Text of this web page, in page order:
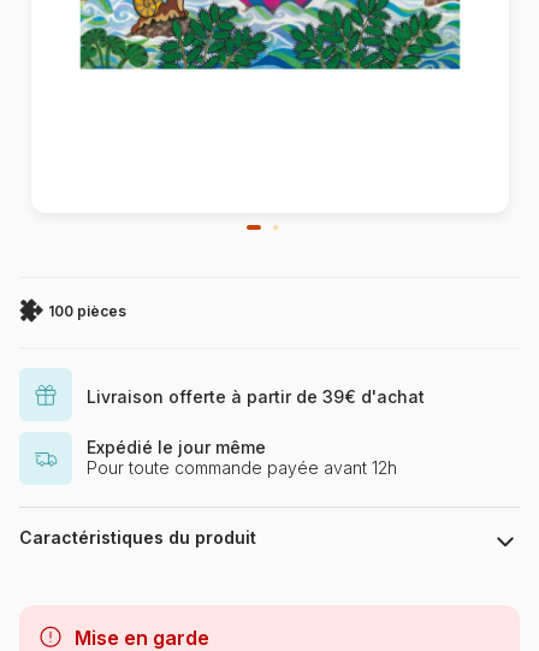
100 pièces
Livraison offerte à partir de 39€ d'achat
Expédié le jour même
Pour toute commande payée avant 12h
Caractéristiques du produit
Mise en garde